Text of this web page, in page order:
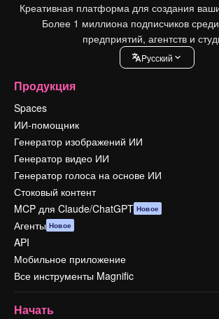
Креативная платформа для создания
Более 1 миллиона подписчиков
предприятий, агентств и
Pусский
Продукция
Spaces
ИИ-помощник
Генератор изображений ИИ
Генератор видео ИИ
Генератор голоса на основе ИИ
Стоковый контент
MCP для Claude/ChatGPT Новое
Агенты Новое
API
Мобильное приложение
Все инструменты Magnific
Начать